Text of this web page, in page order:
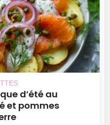
d’été au
et pommes